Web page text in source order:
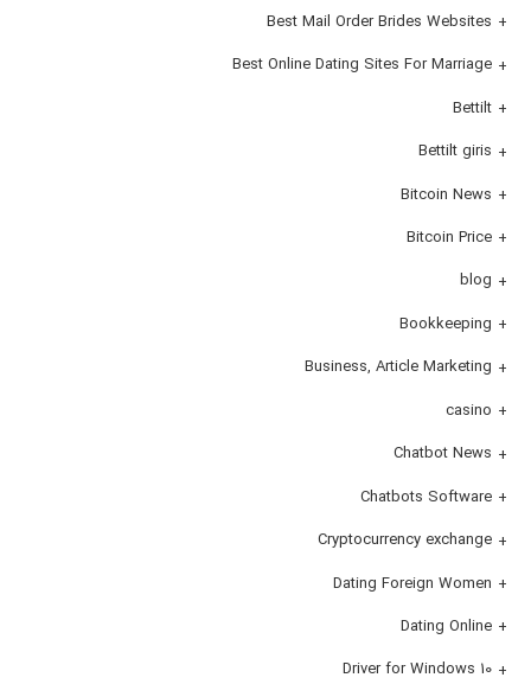
Best Mail Order Brides Websites
Best Online Dating Sites For Marriage
Bettilt
Bettilt giris
Bitcoin News
Bitcoin Price
blog
Bookkeeping
Business, Article Marketing
casino
Chatbot News
Chatbots Software
Cryptocurrency exchange
Dating Foreign Women
Dating Online
Driver for Windows 10